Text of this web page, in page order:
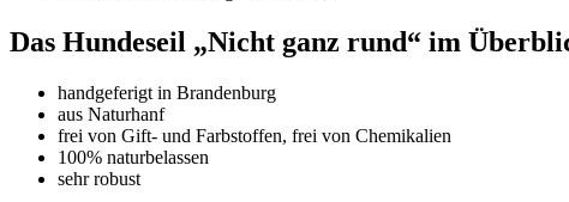
Das Hundeseil „Nicht ganz rund“ im
handgeferigt in Brandenburg
aus Naturhanf
frei von Gift- und Farbstoffen, frei von Chemikalien
100% naturbelassen
sehr robust